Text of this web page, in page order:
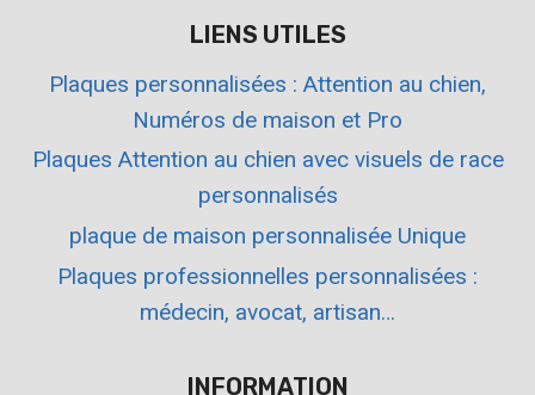
LIENS UTILES
Plaques personnalisées : Attention au chien,
Numéros de maison et Pro
Plaques Attention au chien avec visuels de race
personnalisés
plaque de maison personnalisée Unique
Plaques professionnelles personnalisées :
médecin, avocat, artisan…
INFORMATION